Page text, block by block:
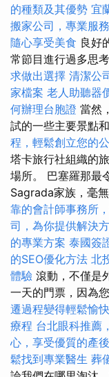
的種類及其優勢 宜
搬家公司，專業服
隨心享受美食 良好
常節目進行過多思考
求做出選擇 清潔公
家檔案 老人助聽器
何辦理台胞證 當然
試的一些主要景點
程，輕鬆創立您的
塔卡旅行社組織的
場所。 巴塞羅那最
Sagrada家族，毫
靠的會計師事務所
司，為你提供解決
的專業方案 泰國簽
的SEO優化方法 北
體驗 滾動，不僅是
一天的門票，因為
遷過程變得輕鬆愉快
療程 台北眼科推薦
心，享受優質的產
鬆找到專業醫生 葬